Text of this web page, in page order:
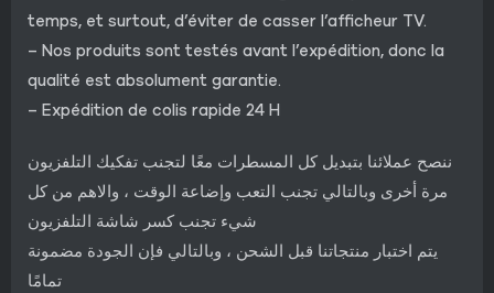
temps, et surtout, d’éviter de casser l’afficheur TV.
– Nos produits sont testés avant l’expédition, donc la
qualité est absolument garantie.
– Expédition de colis rapide 24 H
ننصح عملائنا بتبديل كل المسطرات معًا لتجنب تفكيك التلفزيون
مرة أخرى وبالتالي تجنب التعب وإضاعة الوقت ، والاهم من كل
شيء تجنب كسر شاشة التلفزيون
يتم اختبار منتجاتنا قبل الشحن ، وبالتالي فإن الجودة مضمونة
تمامًا